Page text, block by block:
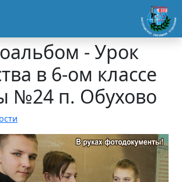
- Урок
в 6-ом классе
№24 п. Обухово